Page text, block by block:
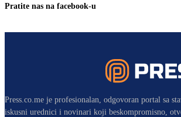
Pratite nas na facebook-u
Press.co.me je profesionalan, odgovoran portal sa
iskusni urednici i novinari koji beskompromisno,